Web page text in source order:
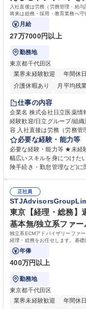
入社直後は労務（労務管理・給
将来は総務・採用・教育業務へ守
ます。
月給
27万7000円以上
勤務地
東京都千代田区
業界未経験歓迎
年間休
介護休暇あり
月平均残
住宅手当あり
育休あり
完全週休2日制
仕事の内容
企業名 株式会社日立医薬情報ソリューシ
経験歓迎/日立グループ/組織運
容 入社直後は労務（労務管
任せいたします。将来は総
営を支えるゼネラリストをめざせます。 ・初期業
計算、社会保険対応、福利
します。ご経験に応じて、
幅広く経験を積みたい意欲がある
務・人事】未経験歓迎/日立
指す
必要な経験・能力等
必要な経験・能力等 ★未経
幅広いスキルを身につけたい方におすすめ！
険手続き・勤怠管理など)
のご経験 ■労務管理（給与
■衛生管理者の資格をお持ちの方 学歴・資格 学歴：大学院 大
専修学校 高校 語学力： 資
正社員
東京【経理・総務】
基本無/独立系ファー
独立系ECMアドバイザリーファ
経理・総務をお任せします。基礎
任担当として広く活躍できる環境
年俸
400万円以上
勤務地
東京都千代田区
業界未経験歓迎
年間休